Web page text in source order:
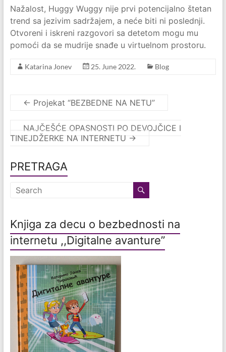
Nažalost, Huggy Wuggy nije prvi potencijalno štetan
trend sa jezivim sadržajem, a neće biti ni poslednji.
Otvoreni i iskreni razgovori sa detetom mogu mu
pomoći da se mudrije snađe u virtuelnom prostoru.
Katarina Jonev 25. June 2022. Blog
← Projekat “BEZBEDNE NA NETU”
NAJČEŠĆE OPASNOSTI PO DEVOJČICE I
TINEJDŽERKE NA INTERNETU →
PRETRAGA
Knjiga za decu o bezbednosti na
internetu ,,Digitalne avanture”